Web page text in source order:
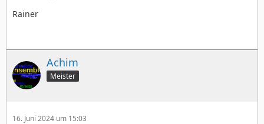
Rainer
Achim
Meister
16. Juni 2024 um 15:03